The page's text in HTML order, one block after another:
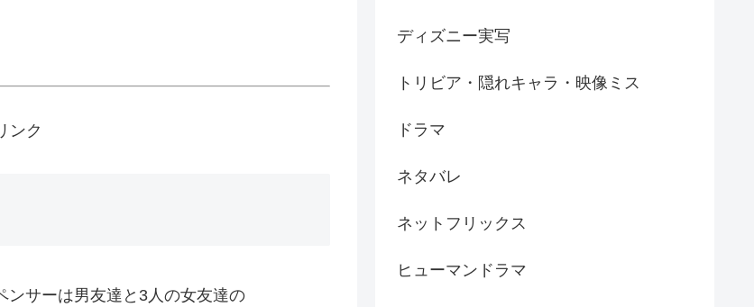
ンク
ンサーは男友達と3人の女友達の
ディズニー実写
トリビア・隠れキャラ・映像ミス
ドラマ
ネタバレ
ネットフリックス
ヒューマンドラマ